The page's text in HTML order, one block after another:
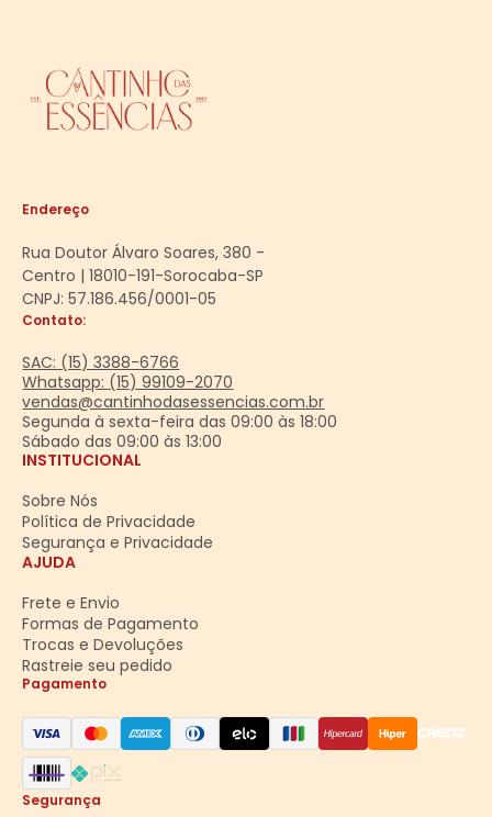
Endereço
Rua Doutor Álvaro Soares, 380 -
Centro | 18010-191-Sorocaba-SP
CNPJ: 57.186.456/0001-05
Contato:
SAC: (15) 3388-6766
Whatsapp: (15) 99109-2070
vendas@cantinhodasessencias.com.br
Segunda à sexta-feira das 09:00 às 18:00
Sábado das 09:00 às 13:00
INSTITUCIONAL
Sobre Nós
Política de Privacidade
Segurança e Privacidade
AJUDA
Frete e Envio
Formas de Pagamento
Trocas e Devoluções
Rastreie seu pedido
Pagamento
Segurança